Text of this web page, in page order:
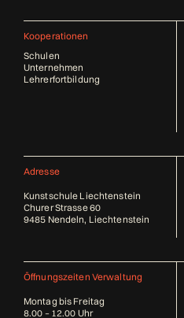
Kooperationen
Schulen
Unternehmen
Lehrerfortbildung
Adresse
Kunstschule Liechtenstein
Churer Strasse 60
9485 Nendeln, Liechtenstein
Öffnungszeiten Verwaltung
Montag bis Freitag
8.00 – 12.00 Uhr